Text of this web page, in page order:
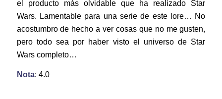
el producto más olvidable que ha realizado Star
Wars. Lamentable para una serie de este lore… No
acostumbro de hecho a ver cosas que no me gusten,
pero todo sea por haber visto el universo de Star
Wars completo…
Nota: 4.0